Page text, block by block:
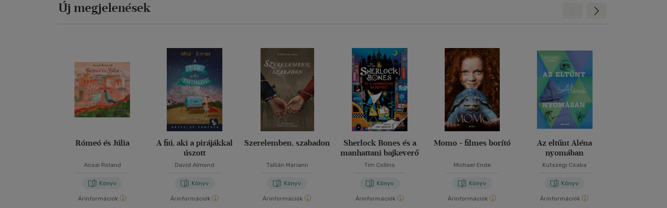
Új megjelenések
Rómeó és Júlia
Acsai Roland
Könyv
Árinformációk
A fiú, aki a pirájákkal
úszott
David Almond
Könyv
Árinformációk
Szerelemben, szabadon
Tallián Mariann
Könyv
Árinformációk
Sherlock Bones és a
manhattani bajkeverő
Tim Collins
Könyv
Árinformációk
Momo - filmes borító
Michael Ende
Könyv
Árinformációk
Az eltűnt Aléna
nyomában
Kutszegi Csaba
Könyv
Árinformációk
Előre